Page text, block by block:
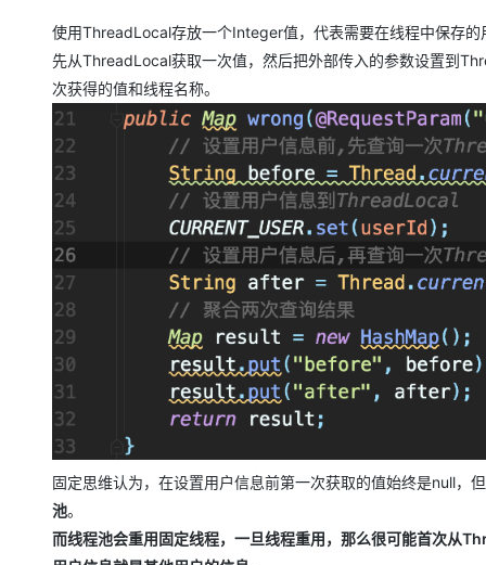
使用ThreadLocal存放一个Integer值，代表需要在线程中保存的
先从ThreadLocal获取一次值，然后把外部传入的参数设置到
次获得的值和线程名称。
固定思维认为，在设置用户信息前第一次获取的值始终是null，
池。
而线程池会重用固定线程，一旦线程重用，那么很可能首次从
大模型解决方案
快速部署 Dify，高效搭
10 分钟在聊天系统中增
终端用户计算
Serverless
开发工具
迁移与运维管理
专有云